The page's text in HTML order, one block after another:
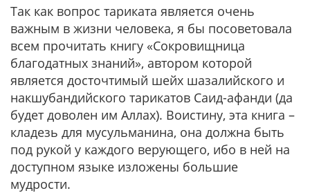
Так как вопрос тариката является очень
важным в жизни человека, я бы посоветовала
всем прочитать книгу «Сокровищница
благодатных знаний», автором которой
является досточтимый шейх шазалийского и
накшубандийского тарикатов Саид-афанди (да
будет доволен им Аллах). Воистину, эта книга –
кладезь для мусульманина, она должна быть
под рукой у каждого верующего, ибо в ней на
доступном языке изложены большие
мудрости.